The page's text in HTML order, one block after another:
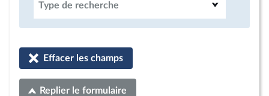
Type de recherche
Effacer les champs
Replier le formulaire